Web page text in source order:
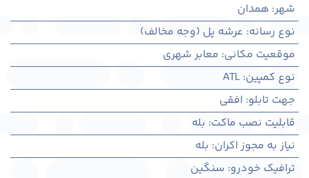
شهر: همدان
نوع رسانه: عرشه پل (وجه مخالف)
موقعیت مکانی: معابر شهری
نوع کمپین:
ATL
جهت تابلو: افقی
قابلیت نصب ماکت: بله
نیاز به مجوز اکران: بله
ترافیک خودرو: سنگین